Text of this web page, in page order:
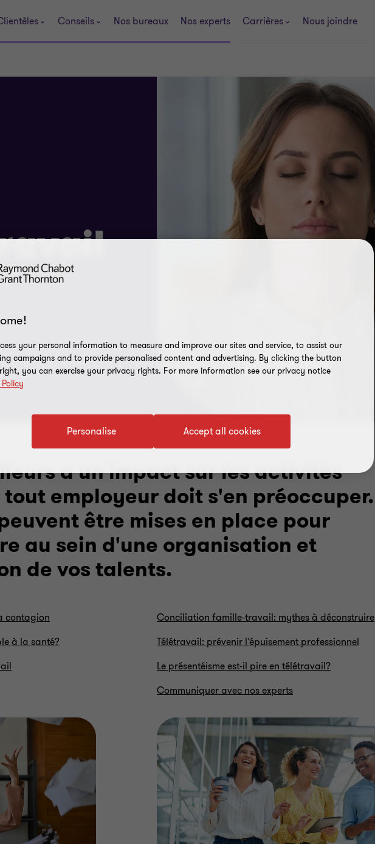
Conseils Nos bureaux Nos experts Carrières Nous joindre
a un impact sur les activités
employeur doit s'en préoccuper.
être mises en place pour
au sein d'une organisation et
de vos talents.
contagion
à la santé?
Conciliation famille-travail: mythes à déconstruire
Télétravail: prévenir l'épuisement professionnel
Le présentéisme est-il pire en télétravail?
Communiquer avec nos experts
your personal information to measure and improve our sites and service, to assist our
campaigns and to provide personalised content and advertising. By clicking the button
you can exercise your privacy rights. For more information see our privacy notice
Accept all cookies
Personalise